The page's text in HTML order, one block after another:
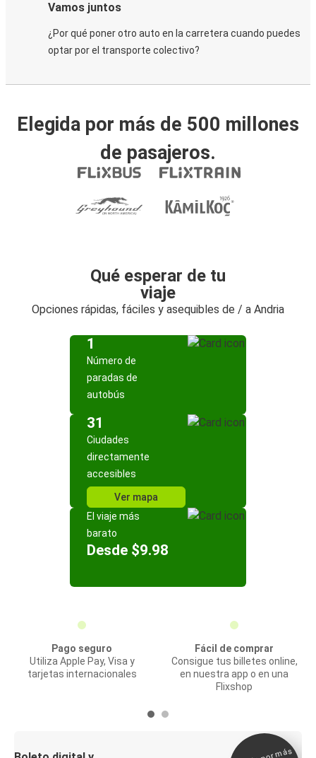
Vamos juntos
¿Por qué poner otro auto en la carretera cuando puedes
optar por el transporte colectivo?
Elegida por más de 500 millones
de pasajeros.
Qué esperar de tu
viaje
Opciones rápidas, fáciles y asequibles de / a Andria
1
Número de
paradas de
autobús
31
Ciudades
directamente
accesibles
Ver mapa
El viaje más
barato
Desde $9.98
Pago seguro
Utiliza Apple Pay, Visa y
tarjetas internacionales
Fácil de comprar
Consigue tus billetes online,
en nuestra app o en una
Flixshop